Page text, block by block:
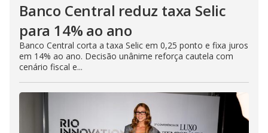
Banco Central reduz taxa Selic
para 14% ao ano
Banco Central corta a taxa Selic em 0,25 ponto e fixa juros
em 14% ao ano. Decisão unânime reforça cautela com
cenário fiscal e...